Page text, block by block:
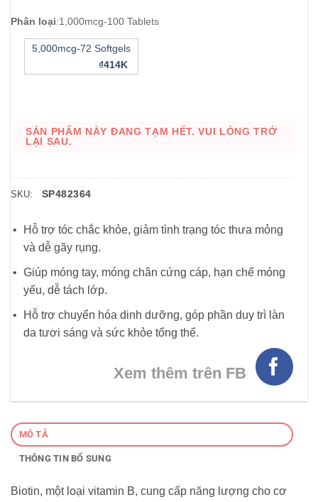
Phân loại:1,000mcg-100 Tablets
5,000mcg-72 Softgels
₫414K
SẢN PHẨM NÀY ĐANG TẠM HẾT. VUI LÒNG TRỞ
LẠI SAU.
SKU: SP482364
Hỗ trợ tóc chắc khỏe, giảm tình trạng tóc thưa mỏng
và dễ gãy rụng.
Giúp móng tay, móng chân cứng cáp, hạn chế móng
yếu, dễ tách lớp.
Hỗ trợ chuyển hóa dinh dưỡng, góp phần duy trì làn
da tươi sáng và sức khỏe tổng thể.
Xem thêm trên FB
MÔ TẢ
THÔNG TIN BỔ SUNG
Biotin, một loại vitamin B, cung cấp năng lượng cho cơ